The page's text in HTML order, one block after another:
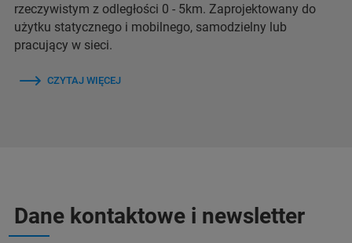
rzeczywistym z odległości 0 - 5km. Zaprojektowany do
użytku statycznego i mobilnego, samodzielny lub
pracujący w sieci.
CZYTAJ WIĘCEJ
Dane kontaktowe i newsletter